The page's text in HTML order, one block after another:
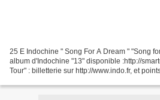
25 E Indochine " Song For A Dream " "Song
album d'Indochine "13" disponible :http://
Tour" : billetterie sur http://www.indo.fr, et